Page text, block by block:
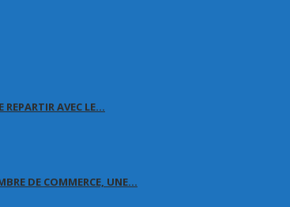
AVEC LE…
DE COMMERCE, UNE…